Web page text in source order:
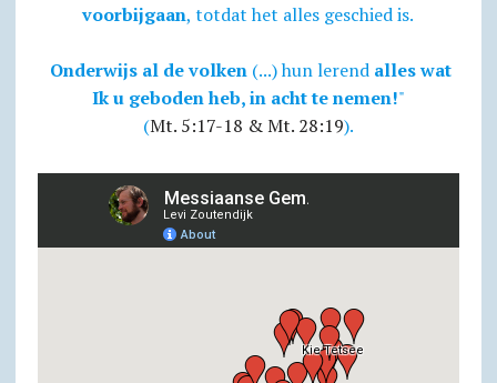
voorbijgaan, totdat het alles geschied is.
Onderwijs al de volken(...) hun lerend alles wat
Ik u geboden heb, in acht te nemen!"
(Mt. 5:17-18 & Mt. 28:19).